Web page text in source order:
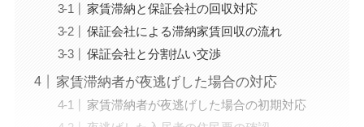
家賃滞納と保証会社の回収対応
保証会社による滞納家賃回収の流れ
保証会社と分割払い交渉
家賃滞納者が夜逃げした場合の対応
家賃滞納者が夜逃げした場合の初期対応